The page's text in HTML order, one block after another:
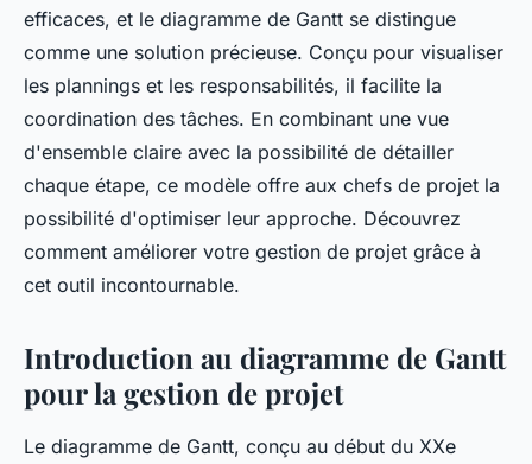
efficaces, et le diagramme de Gantt se distingue
comme une solution précieuse. Conçu pour visualiser
les plannings et les responsabilités, il facilite la
coordination des tâches. En combinant une vue
d'ensemble claire avec la possibilité de détailler
chaque étape, ce modèle offre aux chefs de projet la
possibilité d'optimiser leur approche. Découvrez
comment améliorer votre gestion de projet grâce à
cet outil incontournable.
Introduction au diagramme de Gantt
pour la gestion de projet
Le diagramme de Gantt, conçu au début du XXe